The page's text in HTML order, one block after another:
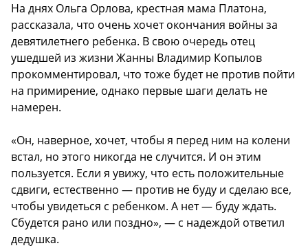
На днях Ольга Орлова, крестная мама Платона,
рассказала, что очень хочет окончания войны за
девятилетнего ребенка. В свою очередь отец
ушедшей из жизни Жанны Владимир Копылов
прокомментировал, что тоже будет не против пойти
на примирение, однако первые шаги делать не
намерен.
«Он, наверное, хочет, чтобы я перед ним на колени
встал, но этого никогда не случится. И он этим
пользуется. Если я увижу, что есть положительные
сдвиги, естественно — против не буду и сделаю все,
чтобы увидеться с ребенком. А нет — буду ждать.
Сбудется рано или поздно», — с надеждой ответил
дедушка.